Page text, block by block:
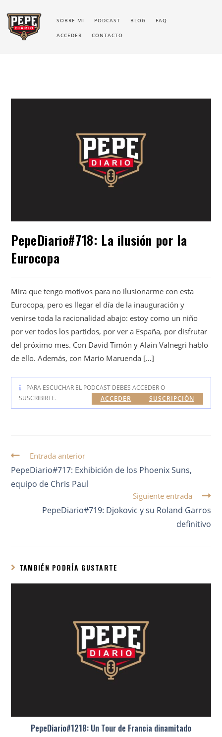
SOBRE MI PODCAST BLOG FAQ
ACCEDER CONTACTO
PepeDiario#718: La ilusión por la
Eurocopa
Mira que tengo motivos para no ilusionarme con esta
Eurocopa, pero es llegar el día de la inauguración y
venirse toda la racionalidad abajo: estoy como un niño
por ver todos los partidos, por ver a España, por disfrutar
del próximo mes. Con David Timón y Alain Valnegri hablo
de ello. Además, con Mario Maruenda […]
PARA ESCUCHAR EL PODCAST DEBES ACCEDER O
SUSCRIBIRTE.
SUSCRIPCIÓN
ACCEDER
Entrada anterior
PepeDiario#717: Exhibición de los Phoenix Suns,
equipo de Chris Paul
Siguiente entrada
PepeDiario#719: Djokovic y su Roland Garros
definitivo
TAMBIÉN PODRÍA GUSTARTE
PepeDiario#1218: Un Tour de Francia dinamitado